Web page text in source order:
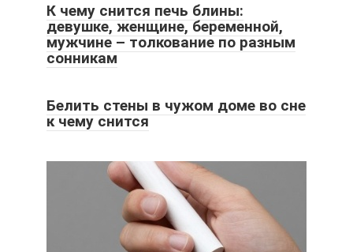
К чему снится печь блины:
девушке, женщине, беременной,
мужчине – толкование по разным
сонникам
Белить стены в чужом доме во сне
к чему снится